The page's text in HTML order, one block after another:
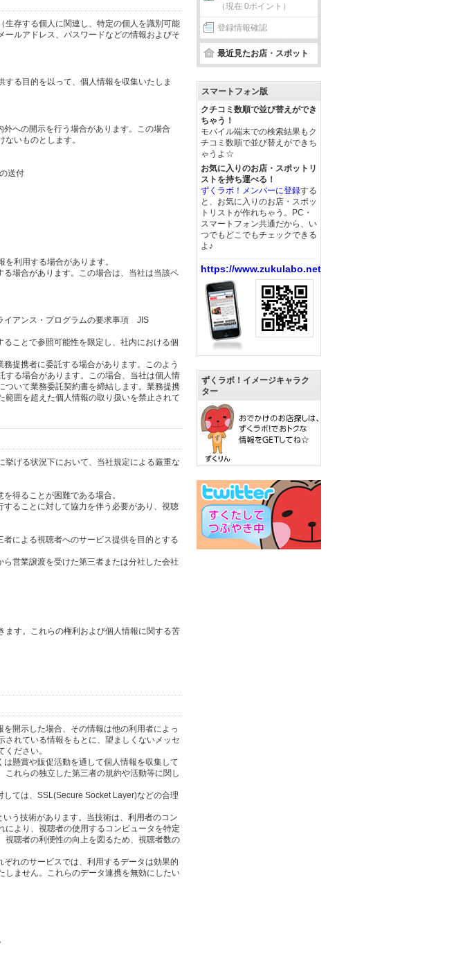
生存する個人に関連し、特定の個人を識別可能
ルアドレス、パスワードなどの情報およびそ
る目的を以って、個人情報を収集いたしま
への開示を行う場合があります。この場合
いものとします。
送付
利用する場合があります。
場合があります。この場合は、当社は当該ペ
イアンス・プログラムの要求事項 JIS
ことで参照可能性を限定し、社内における個
提携者に委託する場合があります。このよう
る場合があります。この場合、当社は個人情
いて業務委託契約書を締結します。業務提携
囲を超えた個人情報の取り扱いを禁止されて
げる状況下において、当社規定による厳重な
得ることが困難である場合。
ることに対して協力を伴う必要があり、視聴
による視聴者へのサービス提供を目的とする
営業譲渡を受けた第三者または分社した会社
す。これらの権利および個人情報に関する苦
開示した場合、その情報は他の利用者によっ
れている情報をもとに、望ましくないメッセ
ださい。
懸賞や販促活動を通して個人情報を収集して
れらの独立した第三者の規約や活動等に関し
ては、SSL(Secure Socket Layer)などの合理
う技術があります。当技術は、利用者のコン
より、視聴者の使用するコンピュータを特定
聴者の利便性の向上を図るため、視聴者数の
れのサービスでは、利用するデータは効果的
ません。これらのデータ連携を無効にしたい
（現在 0ポイント）
登録情報確認
最近見たお店・スポット
スマートフォン版
クチコミ数順で並び替えができ
ちゃう！
モバイル端末での検索結果もク
チコミ数順で並び替えができち
ゃうよ☆
お気に入りのお店・スポットリ
ストを持ち運べる！
ずくラボ！メンバーに登録する
と、お気に入りのお店・スポッ
トリストが作れちゃう。PC・
スマートフォン共通だから、い
つでもどこでもチェックできる
よ♪
https://www.zukulabo.net/
ずくラボ！イメージキャラク
ター